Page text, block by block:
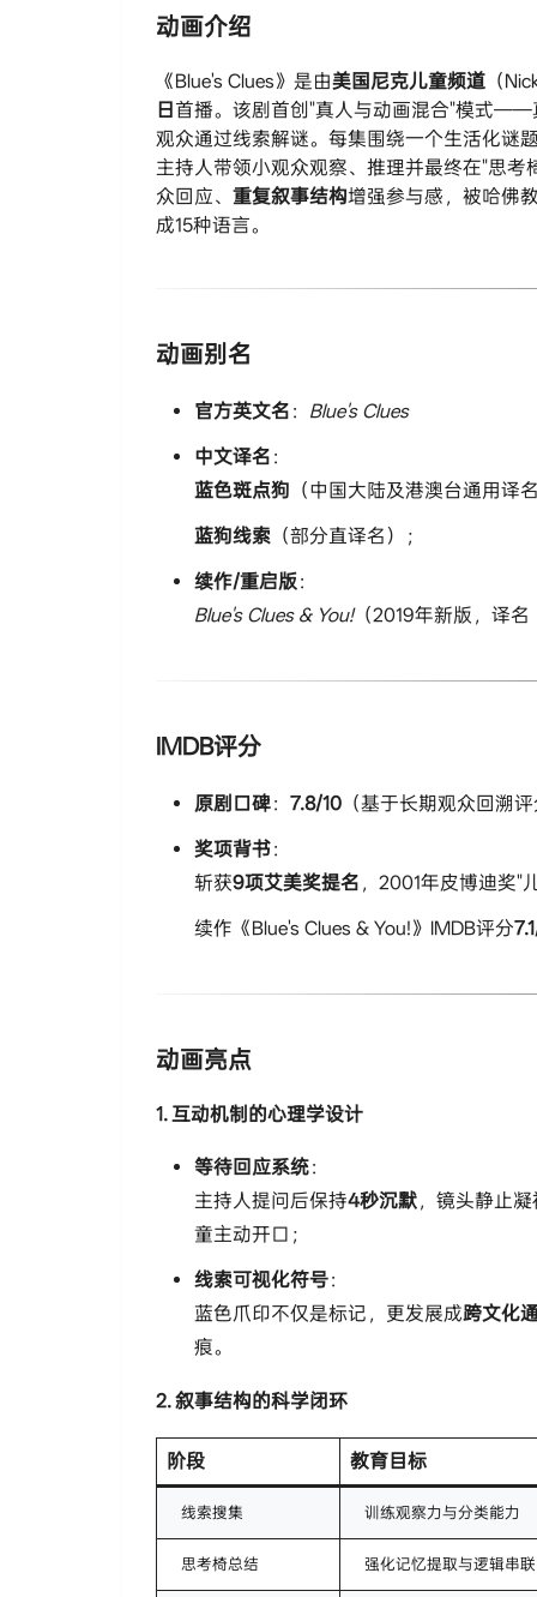
​动画介绍​
《Blue's Clues》是由​​美国尼克儿童频道​ （
日​首播。该剧首创"真人与动画混合"模式——
观众通过线索解谜。每集围绕一个生活化谜
主持人带领小观众观察、推理并最终在"思
众回应、​ ​重复叙事结构​增强参与感，被哈佛
成15种语言。
​动画别名​
​官方英文名​ ​： Blue's Clues
​中文译名​ ​：
​蓝色斑点狗​ （中国大陆及港澳台通用译
​蓝狗线索​ ​（部分直译名）；
​续作/重启版​​：
Blue's Clues & You!（2019年新版，译
​IMDB评分​
​原剧口碑​​：​ ​7.8/10​ （基于长期观众回溯
​奖项背书​​：
斩获​​9项艾美奖提名​ ，2001年皮博迪奖"
续作《Blue's Clues & You!》IMDB评分​
​动画亮点​
​1. 互动机制的心理学设计​
​等待回应系统​​：
主持人提问后保持​​4秒沉默​，镜头静止
童主动开口；
​线索可视化符号​​：
蓝色爪印不仅是标记，更发展成​跨文化
痕。
​2. 叙事结构的科学闭环​
​阶段​ ​教育目标​
线索搜集 训练观察力与分类能力
思考椅总结 强化记忆提取与逻辑串联